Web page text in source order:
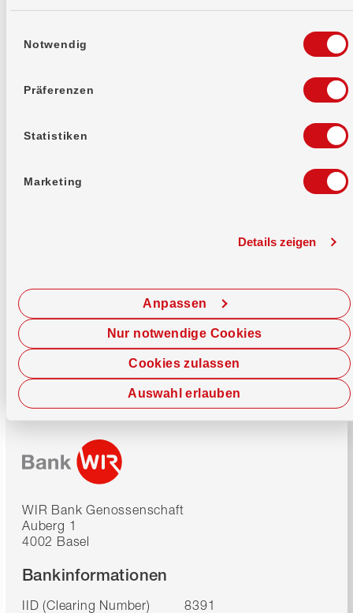
Notwendig
Präferenzen
Statistiken
Marketing
Details zeigen
Cookies zulassen
Anpassen
Auswahl erlauben
Nur notwendige Cookies
Kontaktformular
Jetzt chatten
WIR Bank Genossenschaft
Auberg 1
4002 Basel
Bankinformationen
IID (Clearing Number)
8391